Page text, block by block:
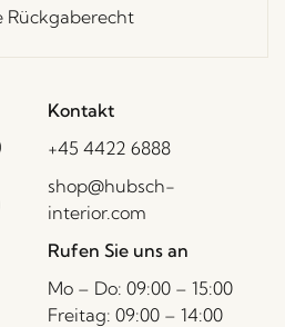
Rückgaberecht
Kontakt
+45 4422 6888
shop@hubsch-
interior.com
Rufen Sie uns an
Mo – Do: 09:00 – 15:00
Freitag: 09:00 – 14:00